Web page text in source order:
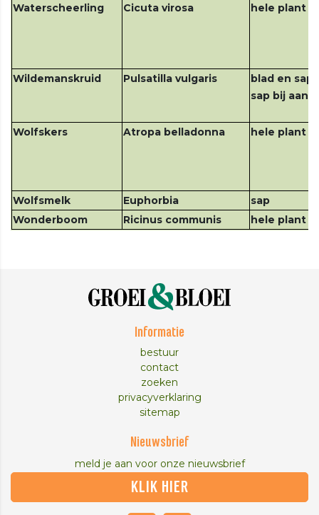
Waterscheerling Cicuta virosa hele plant
Wildemanskruid Pulsatilla vulgaris
blad en sap
sap bij
Wolfskers Atropa belladonna hele plant
Wolfsmelk Euphorbia
sap
Wonderboom
Ricinus communis hele plant
Informatie
bestuur
contact
zoeken
privacyverklaring
sitemap
Nieuwsbrief
meld je aan voor onze nieuwsbrief
KLIK HIER